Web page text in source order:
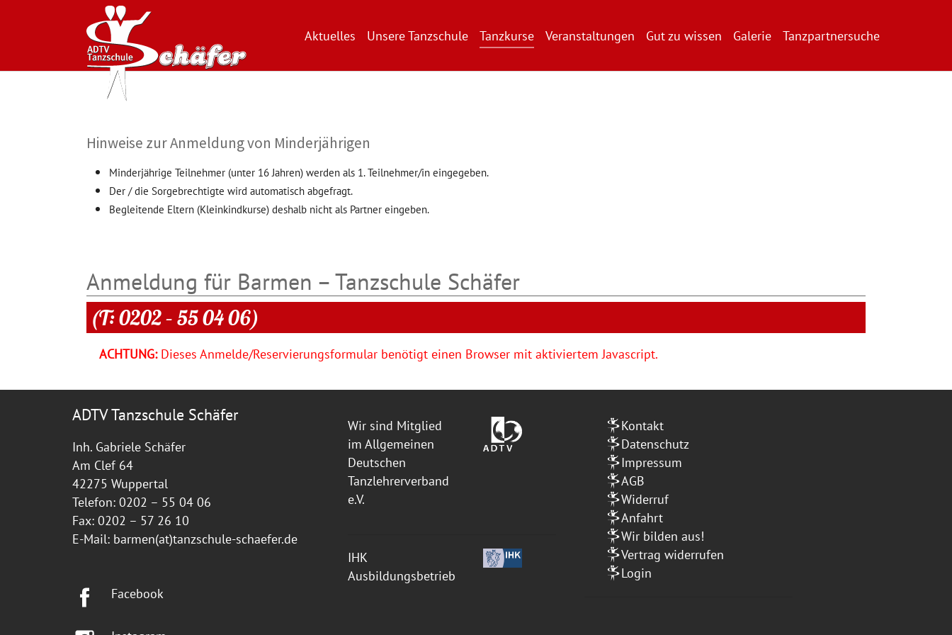
Zum Hauptinhalt springen
Aktuelles Unsere Tanzschule Tanzkurse Veranstaltungen Gut zu wissen Galerie Tanzpartnersuche
Hinweise zur Anmeldung von Minderjährigen
Minderjährige Teilnehmer (unter 16 Jahren) werden als 1. Teilnehmer/in eingegeben.
Der / die Sorgebrechtigte wird automatisch abgefragt.
Begleitende Eltern (Kleinkindkurse) deshalb nicht als Partner eingeben.
Anmeldung für Barmen – Tanzschule Schäfer
(T: 0202 – 55 04 06)
ACHTUNG:Dieses Anmelde/Reservierungsformular benötigt einen Browser mit aktiviertem Javascript.
ADTV Tanzschule Schäfer
Inh. Gabriele Schäfer
Am Clef 64
42275 Wuppertal
Telefon: 0202 – 55 04 06
Fax: 0202 – 57 26 10
E-Mail: barmen(at)tanzschule-schaefer.de
Facebook
Wir sind Mitglied
im Allgemeinen
Deutschen
Tanzlehrerverband
e.V.
IHK
Ausbildungsbetrieb
Kontakt
Datenschutz
Impressum
AGB
Widerruf
Anfahrt
Wir bilden aus!
Vertrag widerrufen
Login